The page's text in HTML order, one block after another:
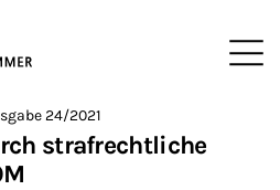
>
Nachrichten aus Brüssel
24/2021
strafrechtliche